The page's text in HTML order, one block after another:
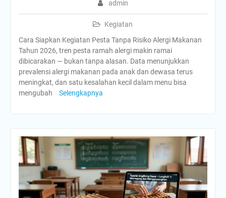
admin
Kegiatan
Cara Siapkan Kegiatan Pesta Tanpa Risiko Alergi Makanan
Tahun 2026, tren pesta ramah alergi makin ramai
dibicarakan — bukan tanpa alasan. Data menunjukkan
prevalensi alergi makanan pada anak dan dewasa terus
meningkat, dan satu kesalahan kecil dalam menu bisa
mengubah
Selengkapnya